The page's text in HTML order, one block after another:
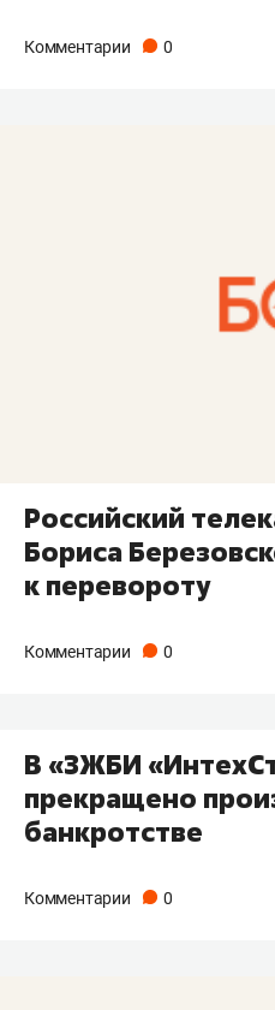
Комментарии 0
Российский
Бориса
к перевороту
Комментарии 0
В «ЗЖБИ
прекращено
банкротстве
Комментарии 0